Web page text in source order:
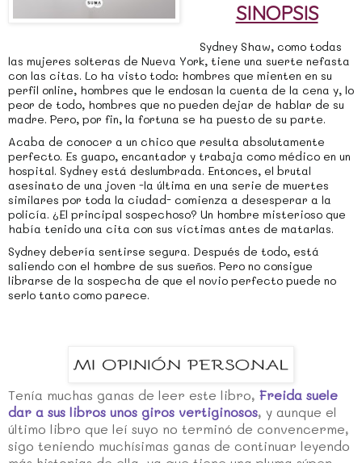
SINOPSIS
Sydney Shaw, como todas
las mujeres solteras de Nueva York, tiene una suerte nefasta
con las citas. Lo ha visto todo: hombres que mienten en su
perfil online, hombres que le endosan la cuenta de la cena y, lo
peor de todo, hombres que no pueden dejar de hablar de su
madre. Pero, por fin, la fortuna se ha puesto de su parte.
Acaba de conocer a un chico que resulta absolutamente
perfecto. Es guapo, encantador y trabaja como médico en un
hospital. Sydney está deslumbrada. Entonces, el brutal
asesinato de una joven -la última en una serie de muertes
similares por toda la ciudad- comienza a desesperar a la
policía. ¿El principal sospechoso? Un hombre misterioso que
había tenido una cita con sus víctimas antes de matarlas.
Sydney debería sentirse segura. Después de todo, está
saliendo con el hombre de sus sueños. Pero no consigue
librarse de la sospecha de que el novio perfecto puede no
serlo tanto como parece.
Tenía muchas ganas de leer este libro, Freida suele
dar a sus libros unos giros vertiginosos, y aunque el
último libro que leí suyo no terminó de convencerme,
sigo teniendo muchísimas ganas de continuar leyendo